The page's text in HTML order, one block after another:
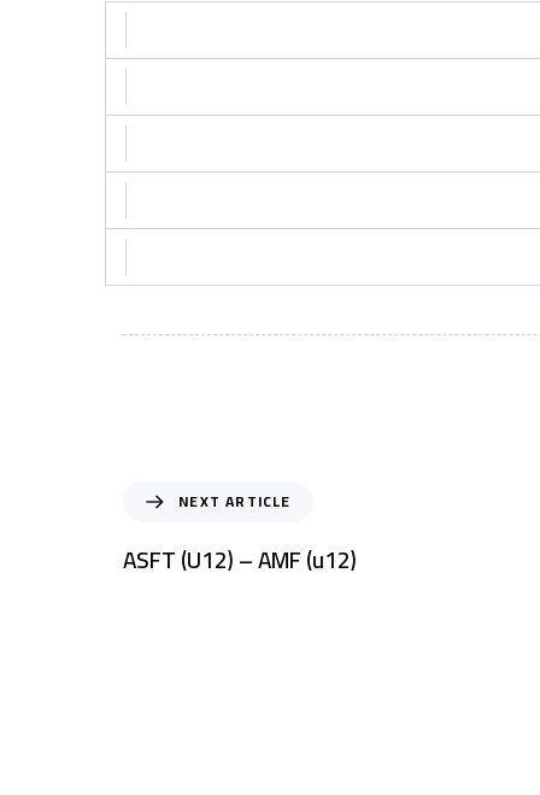
NEXT ARTICLE
ASFT (U12) – AMF (u12)